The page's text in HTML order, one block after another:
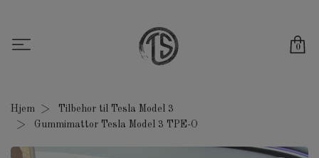
0
Hjem
Tilbehør til Tesla Model 3
Gummimattor Tesla Model 3 TPE-O